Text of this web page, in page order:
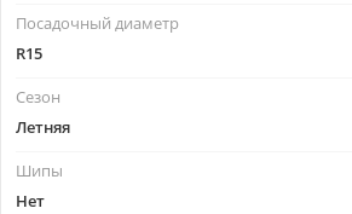
Посадочный диаметр
R15
Сезон
Летняя
Шипы
Нет